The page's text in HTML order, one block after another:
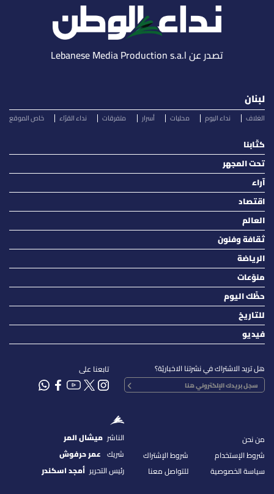
تصدر عن Lebanese Media Production s.a.l
لبنان
الغلاف نداء اليوم محليات أسرار متفرقات نداء القرّاء خاص الموقع
كتّابنا
تحت المجهر
آراء
اقتصاد
العالم
ثقافة وفنون
الرياضة
منوّعات
حظّك اليوم
للتاريخ
فيديو
هل تريد الاشتراك في نشرتنا الاخباريّة؟ تابعنا على
من نحن
شروط الإستخدام
سياسة الخصوصية
شروط الإشتراك
للتواصل معنا
الناشر ميشال المر
شريك عمر حرفوش
رئيس التحرير أمجد اسكندر